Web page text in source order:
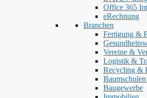
Office 365
eRechnung
Branchen
Fertigung &
Vereine &
Logistik &
Recycling &
Baugewerbe